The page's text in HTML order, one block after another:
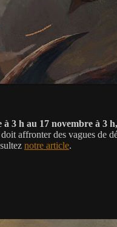
à 3 h au 17 novembre à 3
affronter des vagues de
notre article.